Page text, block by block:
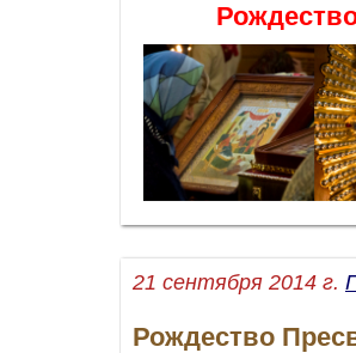
21 сентября 2014 г.
Рождество